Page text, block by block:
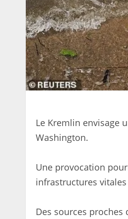
Le Kremlin envisage
Washington.
Une provocation
infrastructures
Des sources